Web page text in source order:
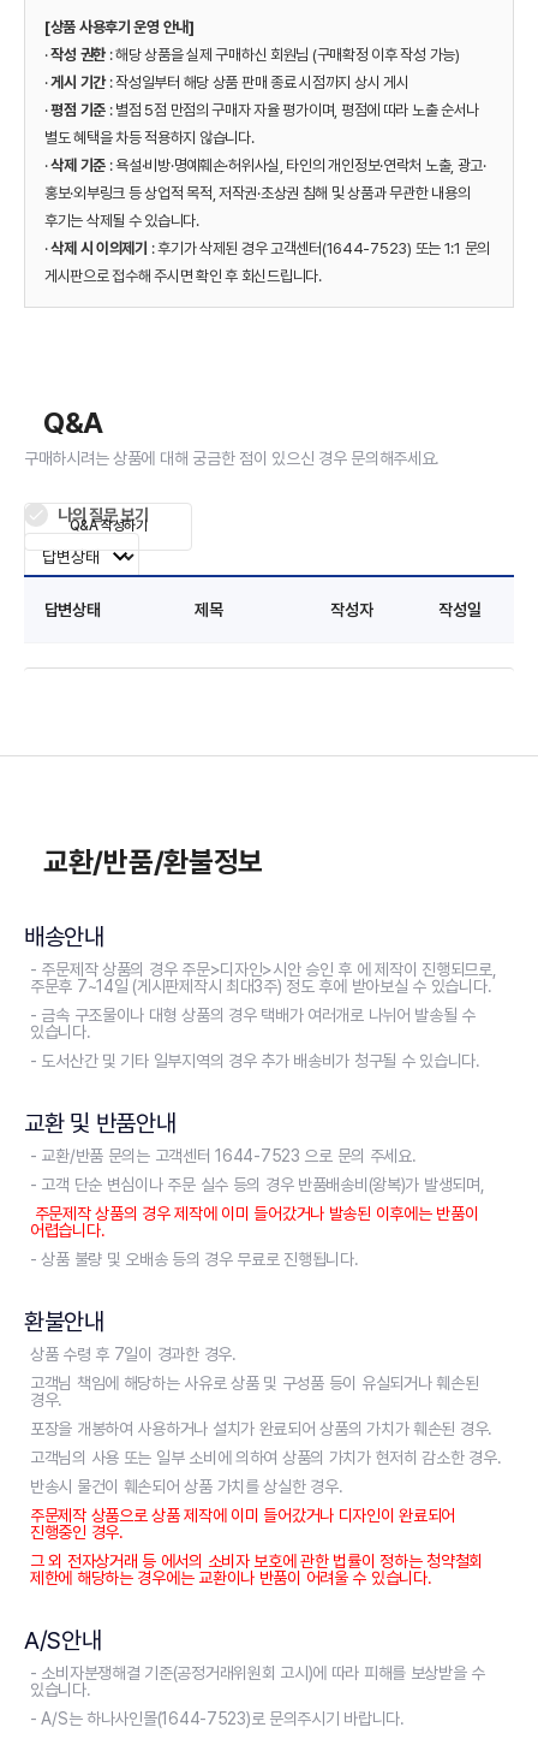
[상품 사용후기 운영 안내]
·작성 권한 : 해당 상품을 실제 구매하신 회원님 (구매확정 이후 작성 가능)
·게시 기간: 작성일부터 해당 상품 판매 종료 시점까지 상시 게시
·평점 기준 : 별점 5점 만점의 구매자 자율 평가이며, 평점에 따라 노출 순서나
별도 혜택을 차등 적용하지 않습니다.
·삭제 기준 : 욕설·비방·명예훼손·허위사실, 타인의 개인정보·연락처 노출, 광고·
홍보·외부링크 등 상업적 목적, 저작권·초상권 침해 및 상품과 무관한 내용의
후기는 삭제될 수 있습니다.
·삭제 시 이의제기 : 후기가 삭제된 경우 고객센터(1644-7523) 또는 1:1 문의
게시판으로 접수해 주시면 확인 후 회신드립니다.
Q&A
구매하시려는 상품에 대해 궁금한 점이 있으신 경우 문의해주세요.
나의 질문 보기
답변상태 제목 작성자 작성일
Q&A 작성하기
교환/반품/환불정보
배송안내
- 주문제작 상품의 경우 주문>디자인>시안 승인 후 에 제작이 진행되므로,
주문후 7~14일 (게시판제작시 최대3주) 정도 후에 받아보실 수 있습니다.
- 금속 구조물이나 대형 상품의 경우 택배가 여러개로 나뉘어 발송될 수
있습니다.
- 도서산간 및 기타 일부지역의 경우 추가 배송비가 청구될 수 있습니다.
교환 및 반품안내
- 교환/반품 문의는 고객센터 1644-7523 으로 문의 주세요.
- 고객 단순 변심이나 주문 실수 등의 경우 반품배송비(왕복)가 발생되며,
주문제작 상품의 경우 제작에 이미 들어갔거나 발송된 이후에는 반품이
어렵습니다.
- 상품 불량 및 오배송 등의 경우 무료로 진행됩니다.
환불안내
상품 수령 후 7일이 경과한 경우.
고객님 책임에 해당하는 사유로 상품 및 구성품 등이 유실되거나 훼손된
경우.
포장을 개봉하여 사용하거나 설치가 완료되어 상품의 가치가 훼손된 경우.
고객님의 사용 또는 일부 소비에 의하여 상품의 가치가 현저히 감소한 경우.
반송시 물건이 훼손되어 상품 가치를 상실한 경우.
주문제작 상품으로 상품 제작에 이미 들어갔거나 디자인이 완료되어
진행중인 경우.
그 외 전자상거래 등 에서의 소비자 보호에 관한 법률이 정하는 청약철회
제한에 해당하는 경우에는 교환이나 반품이 어려울 수 있습니다.
A/S안내
- 소비자분쟁해결 기준(공정거래위원회 고시)에 따라 피해를 보상받을 수
있습니다.
- A/S는 하나사인몰(1644-7523)로 문의주시기 바랍니다.